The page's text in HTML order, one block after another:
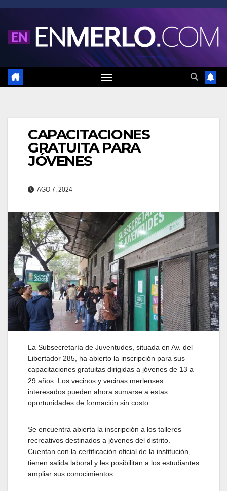
Saltar
contenido
CAPACITACIONES
GRATUITA PARA
JÓVENES
AGO 7, 2024
La Subsecretaría de Juventudes, situada en Av. del
Libertador 285, ha abierto la inscripción para sus
capacitaciones gratuitas dirigidas a jóvenes de 13 a
29 años. Los vecinos y vecinas merlenses
interesados pueden ahora sumarse a estas
oportunidades de formación sin costo.
Se encuentra abierta la inscripción a los talleres
recreativos destinados a jóvenes del distrito.
Cuentan con la certificación oficial de la institución,
tienen salida laboral y les posibilitan a los estudiantes
ampliar sus conocimientos.